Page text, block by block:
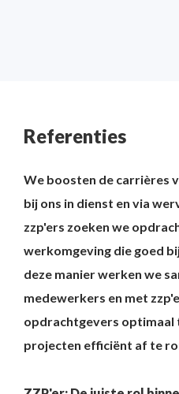
Referenties
We boosten de carrières
bij ons in dienst en via
zzp'ers zoeken we
werkomgeving die goed
deze manier werken we
medewerkers en met
opdrachtgevers optimaal
projecten efficiënt af te